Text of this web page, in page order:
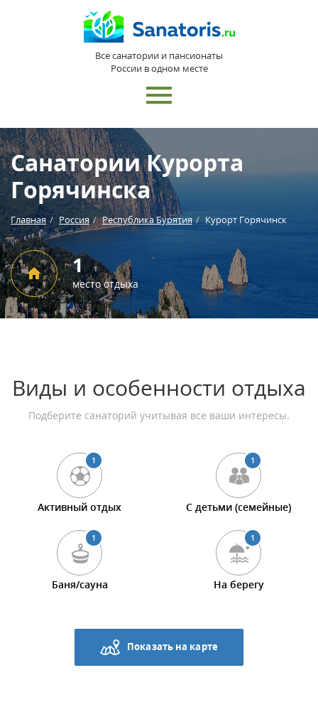
Все санатории и пансионаты
России в одном месте
Санатории Курорта
Горячинска
Главная Россия Республика Бурятия Курорт Горячинск
1
место отдыха
Виды и особенности отдыха
Подберите санаторий учитывая все ваши интересы.
1
Активный отдых
1
С детьми (семейные)
1
Баня/сауна
1
На берегу
Показать на карте